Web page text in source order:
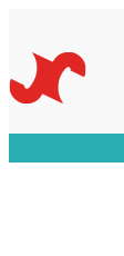
を
ス
キ
ッ